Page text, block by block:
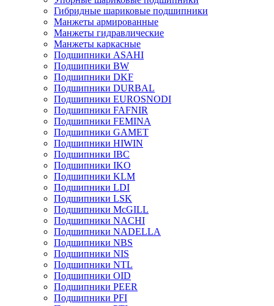
Гибридные шариковые подшипники
Манжеты армированные
Манжеты гидравлические
Манжеты каркасные
Подшипники ASAHI
Подшипники BW
Подшипники DKF
Подшипники DURBAL
Подшипники EUROSNODI
Подшипники FAFNIR
Подшипники FEMINA
Подшипники GAMET
Подшипники HIWIN
Подшипники IBC
Подшипники IKO
Подшипники KLM
Подшипники LDI
Подшипники LSK
Подшипники McGILL
Подшипники NACHI
Подшипники NADELLA
Подшипники NBS
Подшипники NIS
Подшипники NTL
Подшипники OID
Подшипники PEER
Подшипники PFI